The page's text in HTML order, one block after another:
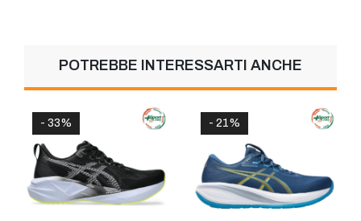
POTREBBE INTERESSARTI ANCHE
- 21% - 33%